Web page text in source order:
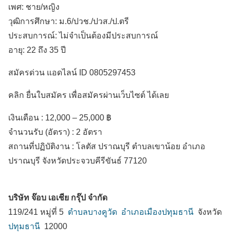
เพศ: ชาย/หญิง
วุฒิการศึกษา: ม.6/ปวช./ปวส./ป.ตรี
ประสบการณ์: ไม่จำเป็นต้องมีประสบการณ์
อายุ: 22 ถึง 35 ปี
สมัครด่วน แอดไลน์ ID 0805297453
คลิก ยื่นใบสมัคร เพื่อสมัครผ่านเว็บไซต์ ได้เลย
เงินเดือน : 12,000 – 25,000 ฿
จำนวนรับ (อัตรา) : 2 อัตรา
สถานที่ปฏิบัติงาน : โลตัส ปราณบุรี ตำบลเขาน้อย อำเภอ
ปราณบุรี จังหวัดประจวบคีรีขันธ์ 77120
บริษัท จ๊อบ เอเชีย กรุ๊ป จำกัด
119/241 หมู่ที่ 5 ตำบลบางคูวัด อำเภอเมืองปทุมธานี จังหวัด
ปทุมธานี 12000